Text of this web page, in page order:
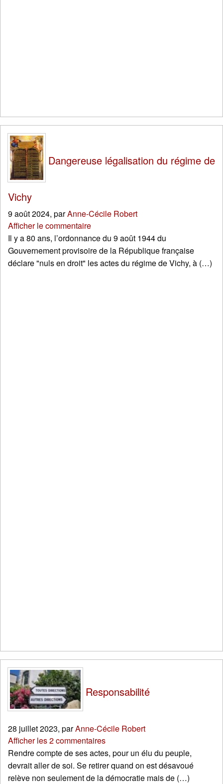
Dangereuse légalisation du régime de
Vichy
9 août 2024, parAnne-Cécile Robert
Afficher le commentaire
Il y a 80 ans, l’ordonnance du 9 août 1944 du
Gouvernement provisoire de la République française
déclare "nuls en droit" les actes du régime de Vichy, à (…)
Responsabilité
28 juillet 2023, parAnne-Cécile Robert
Afficher les 2 commentaires
Rendre compte de ses actes, pour un élu du peuple,
devrait aller de soi. Se retirer quand on est désavoué
relève non seulement de la démocratie mais de (…)